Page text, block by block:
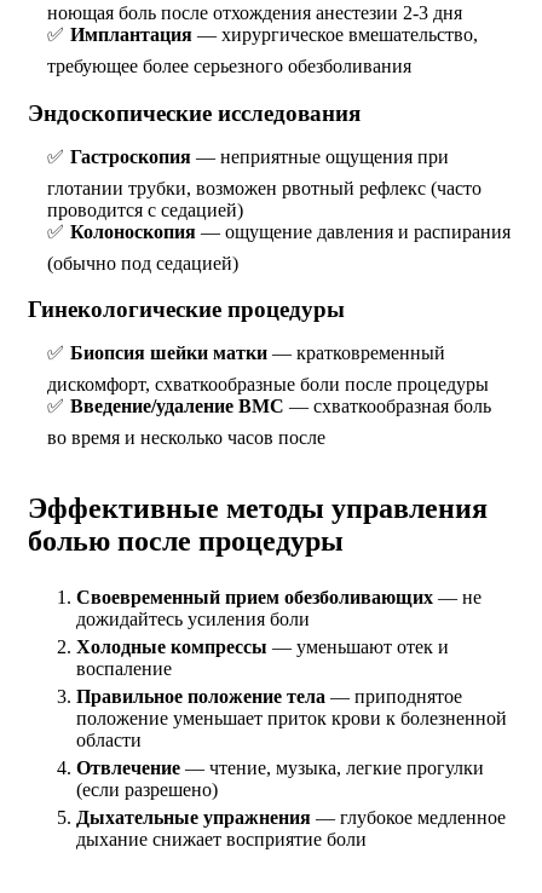
ноющая боль после отхождения анестезии 2-3 дня
Имплантация— хирургическое вмешательство,
требующее более серьезного обезболивания
Эндоскопические исследования
Гастроскопия— неприятные ощущения при
глотании трубки, возможен рвотный рефлекс (часто
проводится с седацией)
Колоноскопия— ощущение давления и распирания
(обычно под седацией)
Гинекологические процедуры
Биопсия шейки матки— кратковременный
дискомфорт, схваткообразные боли после процедуры
Введение/удаление ВМС — схваткообразная боль
во время и несколько часов после
Эффективные методы управления
болью после процедуры
Своевременный прием обезболивающих — не
дожидайтесь усиления боли
Холодные компрессы — уменьшают отек и
воспаление
Правильное положение тела — приподнятое
положение уменьшает приток крови к болезненной
области
Отвлечение — чтение, музыка, легкие прогулки
(если разрешено)
Дыхательные упражнения — глубокое медленное
дыхание снижает восприятие боли